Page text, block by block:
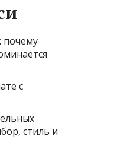
почему
с
стиль и